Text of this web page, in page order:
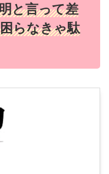
と言って差
らなきゃ駄